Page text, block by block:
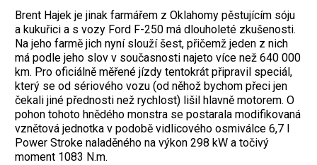
Brent Hajek je jinak farmářem z Oklahomy pěstujícím sóju
a kukuřici a s vozy Ford F-250 má dlouholeté zkušenosti.
Na jeho farmě jich nyní slouží šest, přičemž jeden z nich
má podle jeho slov v současnosti najeto více než 640 000
km. Pro oficiálně měřené jízdy tentokrát připravil speciál,
který se od sériového vozu (od něhož bychom přeci jen
čekali jiné přednosti než rychlost) lišil hlavně motorem. O
pohon tohoto hnědého monstra se postarala modifikovaná
vznětová jednotka v podobě vidlicového osmiválce 6,7 l
Power Stroke naladěného na výkon 298 kW a točivý
moment 1083 N.m.